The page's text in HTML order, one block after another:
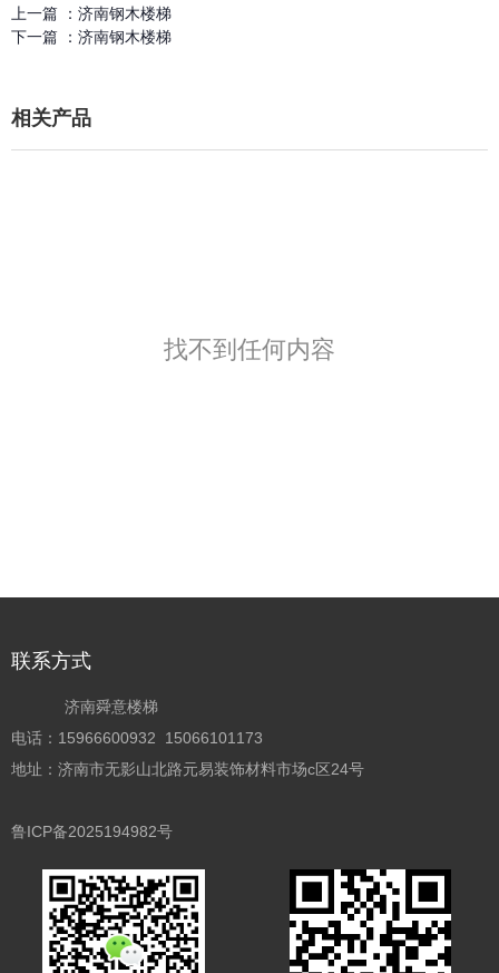
上一篇 ： 济南钢木楼梯
下一篇 ： 济南钢木楼梯
相关产品
找不到任何内容
联系方式
济南舜意楼梯
电话：15966600932 15066101173
地址：济南市无影山北路元易装饰材料市场c区24号
鲁ICP备2025194982号